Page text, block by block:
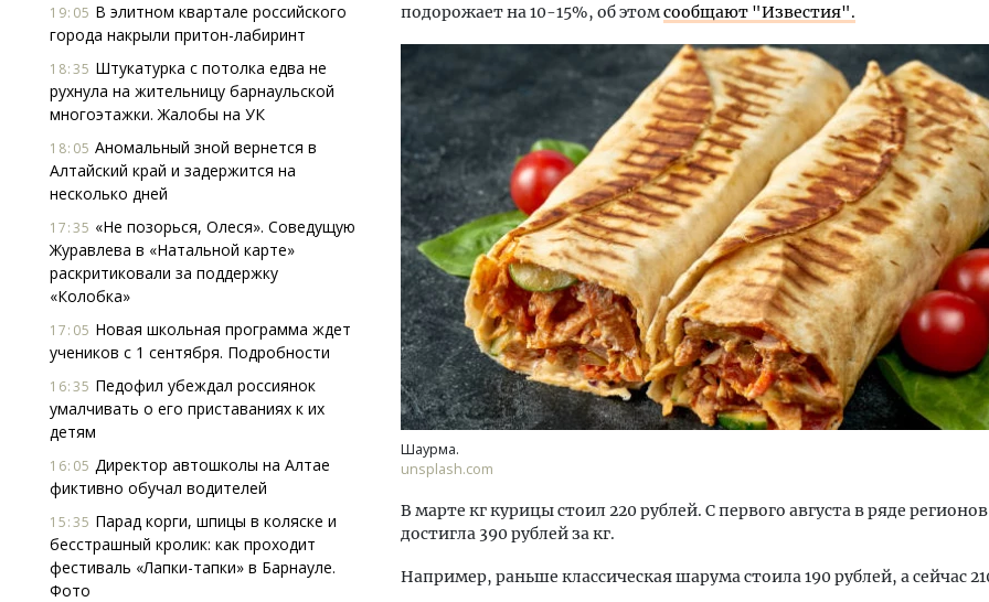
19:05 В элитном квартале российского
города накрыли притон-лабиринт
18:35 Штукатурка с потолка едва не
рухнула на жительницу барнаульской
многоэтажки. Жалобы на УК
18:05 Аномальный зной вернется в
Алтайский край и задержится на
несколько дней
17:35 «Не позорься, Олеся». Соведущую
Журавлева в «Натальной карте»
раскритиковали за поддержку
«Колобка»
17:05 Новая школьная программа ждет
учеников с 1 сентября. Подробности
16:35 Педофил убеждал россиянок
умалчивать о его приставаниях к их
детям
16:05 Директор автошколы на Алтае
фиктивно обучал водителей
15:35 Парад корги, шпицы в коляске и
бесстрашный кролик: как проходит
фестиваль «Лапки-тапки» в Барнауле.
Фото
подорожает на 10-15%, об этомсообщают "Известия".
Шаурма.
unsplash.com
В марте кг курицы стоил 220 рублей. С первого августа в ряде
достигла 390 рублей за кг.
Например, раньше классическая шарума стоила 190 рублей, а сейчас
Генеральный директор компании
ЗИАС — об эстетике городов,
трендах в фасадах и развитии рынка
СТРОИТЕЛЬСТВО
Архитектурный код начинается с
плитами становится новым
стандартом благоустройства
СТРОИТЕЛЬСТВО
Ищем новые берега.
штормит